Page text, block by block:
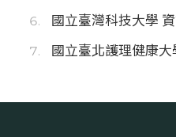
國立臺灣科技大學
國立臺北護理健康大